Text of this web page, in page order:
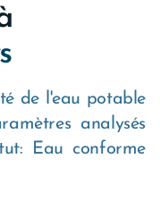
de l'eau potable
analysés
Eau conforme